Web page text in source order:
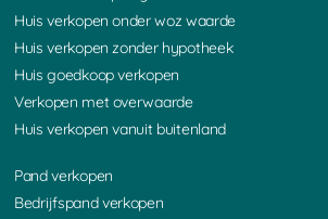
Huis verkopen onder woz waarde
Huis verkopen zonder hypotheek
Huis goedkoop verkopen
Verkopen met overwaarde
Huis verkopen vanuit buitenland
Pand verkopen
Bedrijfspand verkopen